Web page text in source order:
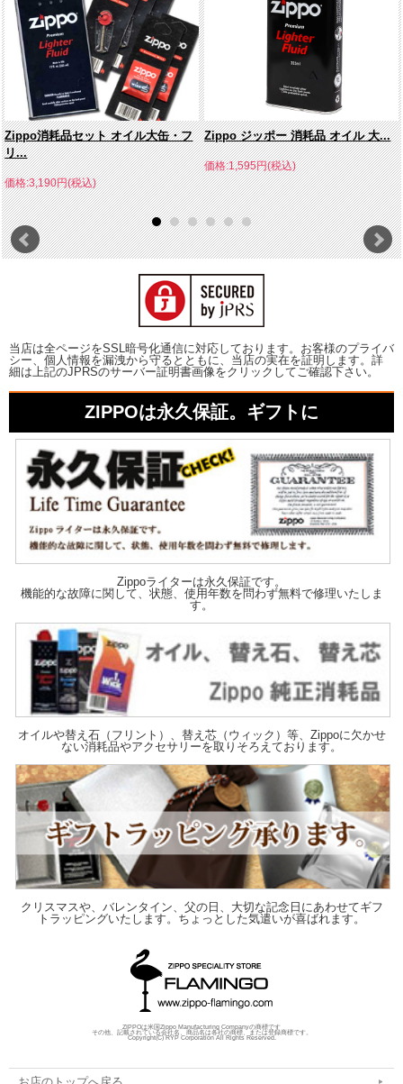
Zippo消耗品セット オイル大缶・フ
リ...
価格:3,190円(税込)
Zippo ジッポー 消耗品 オイル 大...
価格:1,595円(税込)
当店は全ページをSSL暗号化通信に対応しております。お客様のプライバ
シー、個人情報を漏洩から守るとともに、当店の実在を証明します。詳
細は上記のJPRSのサーバー証明書画像をクリックしてご確認下さい。
ZIPPOは永久保証。ギフトに
Zippoライターは永久保証です。
機能的な故障に関して、状態、使用年数を問わず無料で修理いたしま
す。
オイルや替え石（フリント）、替え芯（ウィック）等、Zippoに欠かせ
ない消耗品やアクセサリーを取りそろえております。
クリスマスや、バレンタイン、父の日、大切な記念日にあわせてギフ
トラッピングいたします。ちょっとした気遣いが喜ばれます。
ZIPPOは米国Zippo Manufacturing Companyの商標です
その他、記載されている会社名、商品名は各社の商標、または登録商標です。
Copyright(C) RYP Corporation All Rights Reserved.